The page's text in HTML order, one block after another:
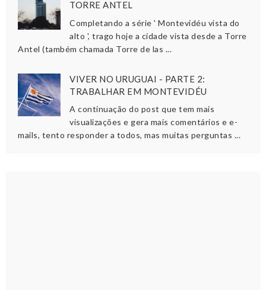
TORRE ANTEL
Completando a série ' Montevidéu vista do
alto ', trago hoje a cidade vista desde a Torre
Antel (também chamada Torre de las ...
VIVER NO URUGUAI - PARTE 2:
TRABALHAR EM MONTEVIDÉU
A continuação do post que tem mais
visualizações e gera mais comentários e e-
mails, tento responder a todos, mas muitas perguntas ...